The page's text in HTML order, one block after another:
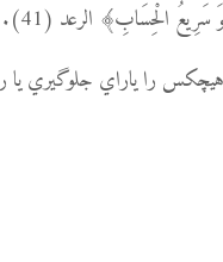
الْحِسَابِ﴾ الرعد (41).
را ياراي جلوگيري يا